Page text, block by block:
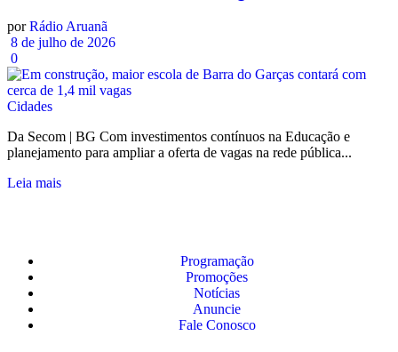
por Rádio Aruanã
8 de julho de 2026
0
Cidades
Da Secom | BG Com investimentos contínuos na Educação e
planejamento para ampliar a oferta de vagas na rede pública...
Leia mais
Programação
Promoções
Notícias
Anuncie
Fale Conosco